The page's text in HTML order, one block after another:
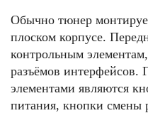
Обычно тюнер
плоском корпусе.
контрольным
разъёмов интерфейсов.
элементами являются
питания, кнопки смены